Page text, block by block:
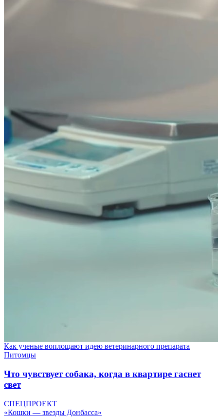
Как ученые воплощают идею ветеринарного препарата
Питомцы
Что чувствует собака, когда в квартире гаснет
свет
СПЕЦПРОЕКТ
«Кошки — звезды Донбасса»